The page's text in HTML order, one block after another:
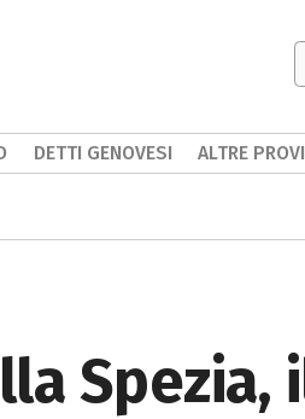
DETTI GENOVESI ALTRE